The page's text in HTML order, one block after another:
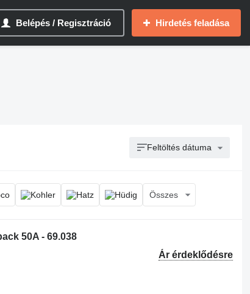
Belépés / Regisztráció Hirdetés feladása
Feltöltés dátuma
Összes
50A - 69.038
Ár érdeklődésre